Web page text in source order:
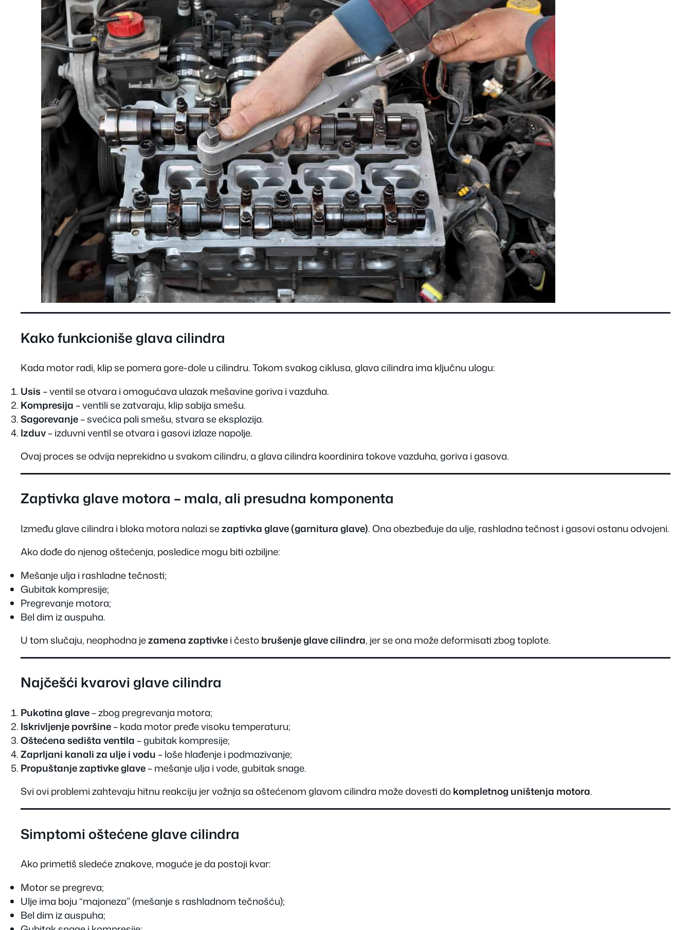
Kako funkcioniše glava cilindra
Kada motor radi, klip se pomera gore-dole u cilindru. Tokom svakog ciklusa, glava cilindra ima ključnu ulogu:
Usis – ventil se otvara i omogućava ulazak mešavine goriva i vazduha.
Kompresija – ventili se zatvaraju, klip sabija smešu.
Sagorevanje– svećica pali smešu, stvara se eksplozija.
Izduv– izduvni ventil se otvara i gasovi izlaze napolje.
Ovaj proces se odvija neprekidno u svakom cilindru, a glava cilindra koordinira tokove vazduha, goriva i gasova.
Zaptivka glave motora – mala, ali presudna komponenta
Između glave cilindra i bloka motora nalazi sezaptivka glave (garnitura glave). Ona obezbeđuje da ulje, rashladna tečnost i gasovi ostanu odvojeni.
Ako dođe do njenog oštećenja, posledice mogu biti ozbiljne:
Mešanje ulja i rashladne tečnosti;
Gubitak kompresije;
Pregrevanje motora;
Bel dim iz auspuha.
U tom slučaju, neophodna jezamena zaptivkei čestobrušenje glave cilindra, jer se ona može deformisati zbog toplote.
Najčešći kvarovi glave cilindra
Pukotina glave– zbog pregrevanja motora;
Iskrivljenje površine– kada motor pređe visoku temperaturu;
Oštećena sedišta ventila – gubitak kompresije;
Zaprljani kanali za ulje i vodu – loše hlađenje i podmazivanje;
Propuštanje zaptivke glave– mešanje ulja i vode, gubitak snage.
Svi ovi problemi zahtevaju hitnu reakciju jer vožnja sa oštećenom glavom cilindra može dovesti dokompletnog uništenja motora.
Simptomi oštećene glave cilindra
Ako primetiš sledeće znakove, moguće je da postoji kvar:
Motor se pregreva;
Ulje ima boju “majoneza” (mešanje s rashladnom tečnošću);
Bel dim iz auspuha;